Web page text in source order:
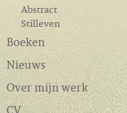
Abstract
Stilleven
Boeken
Nieuws
Over mijn werk